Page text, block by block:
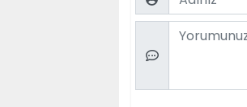
Comment